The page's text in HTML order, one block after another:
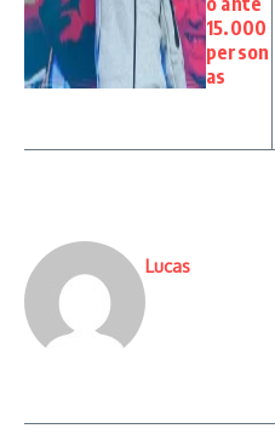
15.000
person
as
Lucas